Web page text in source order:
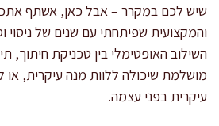
שיש לכם במקרר – אבל כאן, אשתף
והמקצועית שפיתחתי עם שנים של ניסוי
השילוב האופטימלי בין טכניקת חיתוך,
מושלמת שיכולה ללוות מנה עיקרית, או
עיקרית בפני עצמה.